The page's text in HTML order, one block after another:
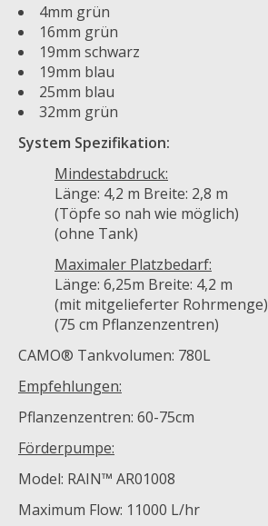
4mm grün
16mm grün
19mm schwarz
19mm blau
25mm blau
32mm grün
System Spezifikation:
Mindestabdruck:
Länge: 4,2 m Breite: 2,8 m
(Töpfe so nah wie möglich)
(ohne Tank)
Maximaler Platzbedarf:
Länge: 6,25m Breite: 4,2 m
(mit mitgelieferter Rohrmenge)
(75 cm Pflanzenzentren)
CAMO® Tankvolumen: 780L
Empfehlungen:
Pflanzenzentren: 60-75cm
Förderpumpe:
Model: RAIN™ AR01008
Maximum Flow: 11000 L/hr